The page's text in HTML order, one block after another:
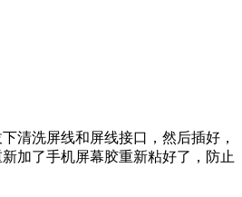
清洗屏线和屏线接口，然后插好，
加了手机屏幕胶重新粘好了，防止